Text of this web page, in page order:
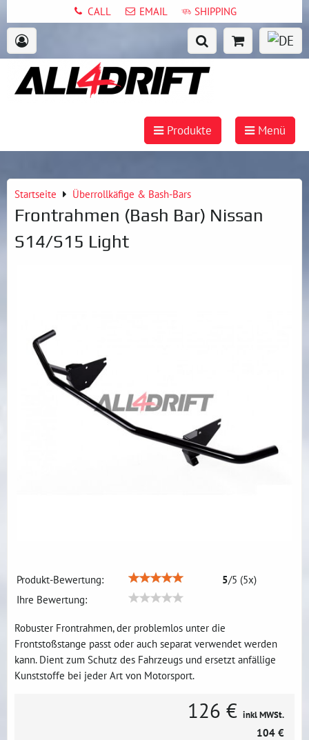
CALL EMAIL SHIPPING
Produkte Menü
Startseite Überrollkäfige & Bash-Bars
Frontrahmen (Bash Bar) Nissan
S14/S15 Light
Produkt-Bewertung: 5/5 (5x)
Ihre Bewertung:
Robuster Frontrahmen, der problemlos unter die
Frontstoßstange passt oder auch separat verwendet werden
kann. Dient zum Schutz des Fahrzeugs und ersetzt anfällige
Kunststoffe bei jeder Art von Motorsport.
126 € inkl MWSt.
104 €